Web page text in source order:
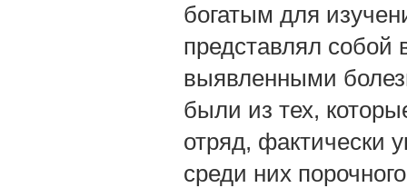
богатым для
представлял собой
выявленными
были из тех,
отряд, фактически
среди них